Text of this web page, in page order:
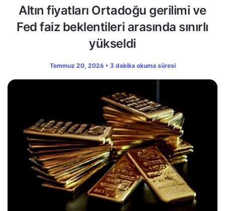
Altın fiyatları Ortadoğu gerilimi ve
Fed faiz beklentileri arasında sınırlı
yükseldi
Temmuz 20, 2026 • 3 dakika okuma süresi